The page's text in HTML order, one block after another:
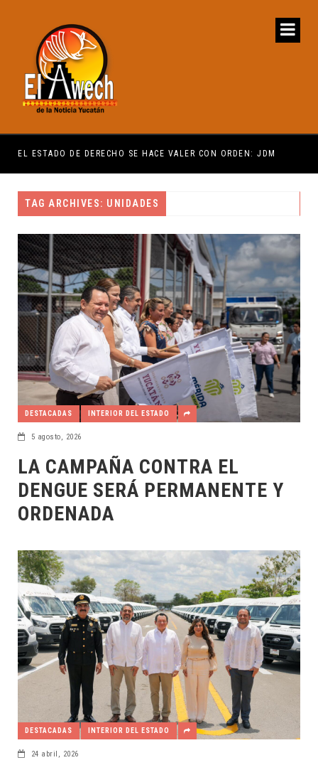
EL ESTADO DE DERECHO SE HACE VALER CON ORDEN: JDM
TAG ARCHIVES: UNIDADES
DESTACADAS INTERIOR DEL ESTADO
5 agosto, 2026
LA CAMPAÑA CONTRA EL
DENGUE SERÁ PERMANENTE Y
ORDENADA
DESTACADAS INTERIOR DEL ESTADO
24 abril, 2026